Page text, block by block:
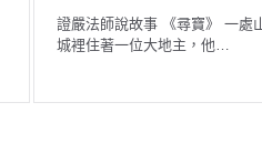
證嚴法師說故事 《晝執火把的修
行人》 佛陀在世時，社會…